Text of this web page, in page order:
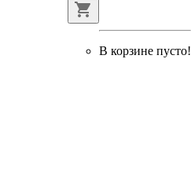
В корзине пусто!